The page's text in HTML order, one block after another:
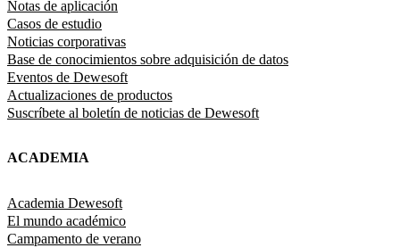
Notas de aplicación
Casos de estudio
Noticias corporativas
Base de conocimientos sobre adquisición de datos
Eventos de Dewesoft
Actualizaciones de productos
Suscríbete al boletín de noticias de Dewesoft
ACADEMIA
Academia Dewesoft
El mundo académico
Campamento de verano